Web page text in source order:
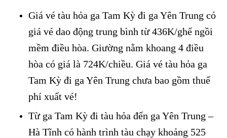
Giá vé tàu hỏa ga Tam Kỳ đi ga Yên Trung có
giá vé dao động trung bình từ 436K/ghế ngồi
mềm điều hòa. Giường nằm khoang 4 điều
hòa có giá là 724K/chiều. Giá vé tàu hỏa ga
Tam Kỳ đi ga Yên Trung chưa bao gồm thuế
phí xuất vé!
Từ ga Tam Kỳ đi tàu hỏa đến ga Yên Trung –
Hà Tĩnh có hành trình tàu chạy khoảng 525